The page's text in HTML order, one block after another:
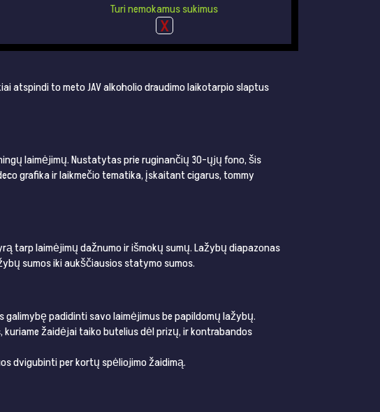
Turi nemokamus sukimus
atspindi to meto JAV alkoholio draudimo laikotarpio slaptus
laimėjimų. Nustatytas prie ruginančių 30-ųjų fono, šis
grafika ir laikmečio tematika, įskaitant cigarus, tommy
tarp laimėjimų dažnumo ir išmokų sumų. Lažybų diapazonas
sumos iki aukščiausios statymo sumos.
galimybę padidinti savo laimėjimus be papildomų lažybų.
žaidėjai taiko butelius dėl prizų, ir kontrabandos
dvigubinti per kortų spėliojimo žaidimą.